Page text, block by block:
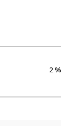
2 %